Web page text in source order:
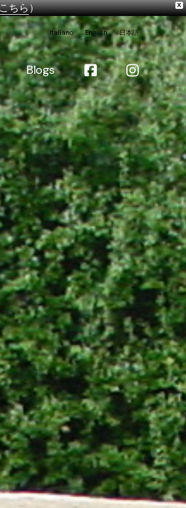
X
ちら）
Blogs
Italiano English 日本語